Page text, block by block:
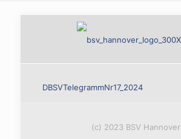
DBSVTelegrammNr17_2024
(c) 2023 BSV Hannover